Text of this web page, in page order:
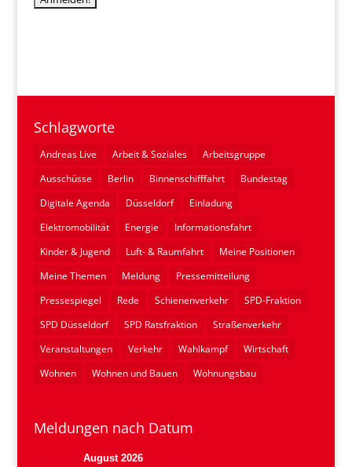
Schlagworte
Andreas Live Arbeit & Soziales
Arbeitsgruppe
Ausschüsse
Berlin Binnenschifffahrt
Bundestag
Digitale Agenda
Düsseldorf
Einladung
Elektromobilität
Energie
Informationsfahrt
Kinder & Jugend
Luft- & Raumfahrt
Meine Positionen
Meine Themen
Meldung
Pressemitteilung
Pressespiegel
Rede Schienenverkehr
SPD-Fraktion
SPD Düsseldorf
SPD Ratsfraktion
Straßenverkehr
Veranstaltungen
Verkehr Wahlkampf
Wirtschaft
Wohnen
Wohnen und Bauen Wohnungsbau
Meldungen nach Datum
August 2026